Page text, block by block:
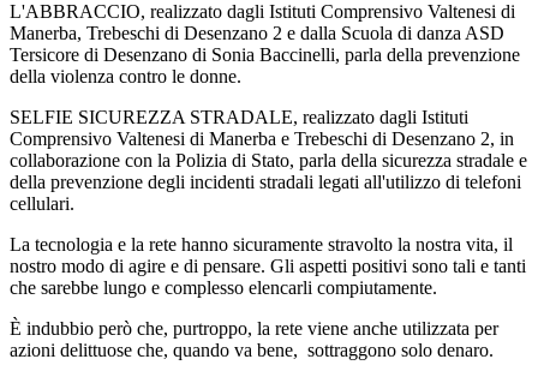
L'ABBRACCIO, realizzato dagli Istituti Comprensivo Valtenesi di
Manerba, Trebeschi di Desenzano 2 e dalla Scuola di danza ASD
Tersicore di Desenzano di Sonia Baccinelli, parla della prevenzione
della violenza contro le donne.
SELFIE SICUREZZA STRADALE, realizzato dagli Istituti
Comprensivo Valtenesi di Manerba e Trebeschi di Desenzano 2, in
collaborazione con la Polizia di Stato, parla della sicurezza stradale e
della prevenzione degli incidenti stradali legati all'utilizzo di telefoni
cellulari.
La tecnologia e la rete hanno sicuramente stravolto la nostra vita, il
nostro modo di agire e di pensare. Gli aspetti positivi sono tali e tanti
che sarebbe lungo e complesso elencarli compiutamente.
È indubbio però che, purtroppo, la rete viene anche utilizzata per
azioni delittuose che, quando va bene, sottraggono solo denaro.